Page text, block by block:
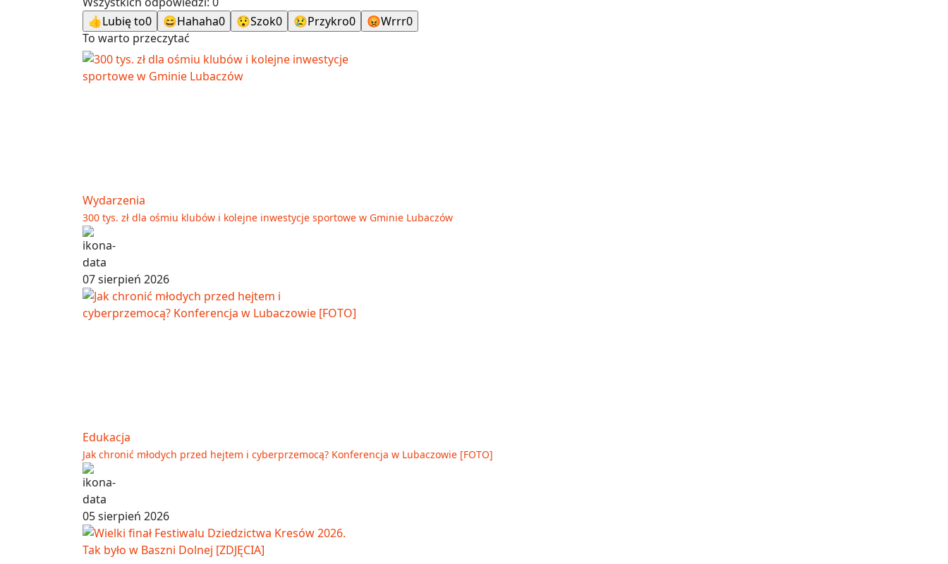
👍Lubię to0 😄Hahaha0 😯Szok0 😢Przykro0 😡Wrrr0
To warto przeczytać
Wydarzenia
300 tys. zł dla ośmiu klubów i kolejne inwestycje sportowe w Gminie Lubaczów
07 sierpień 2026
Edukacja
Jak chronić młodych przed hejtem i cyberprzemocą? Konferencja w Lubaczowie [FOTO]
05 sierpień 2026